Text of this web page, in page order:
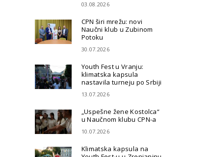
03.08.2026
CPN širi mrežu: novi
Naučni klub u Zubinom
Potoku
30.07.2026
Youth Fest u Vranju:
klimatska kapsula
nastavila turneju po Srbiji
13.07.2026
„Uspešne žene Kostolca“
u Naučnom klubu CPN-a
10.07.2026
Klimatska kapsula na